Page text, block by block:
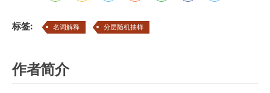
标签: 名词解释 分层随机抽样
作者简介